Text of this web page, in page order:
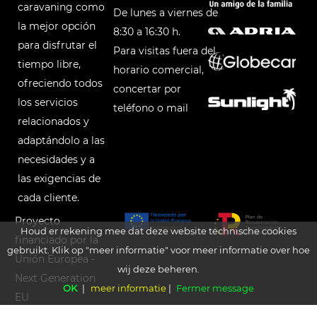
caravaning como
la mejor opción
para disfrutar el
tiempo libre,
ofreciendo todos
los servicios
relacionados y
adaptándolo a las
necesidades y a
las exigencias de
cada cliente.
De lunes a viernes de
8:30 a 16:30 h.
Para visitas fuera del
horario comercial,
concertar por
teléfono o mail
Proyecto
financiado por la
Unión Europea -
Next Generation
EU
Houd er rekening mee dat deze website technische cookies
gebruikt. Klik op "meer informatie" voor meer informatie over hoe
wij deze beheren.
OK | meer informatie | Fermer message